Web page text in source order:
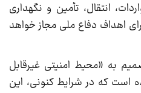
انتقال، تأمین و نگهداری
اهداف دفاع ملی مجاز خواهد
به «محیط امنیتی غیرقابل
است که در شرایط کنونی، این